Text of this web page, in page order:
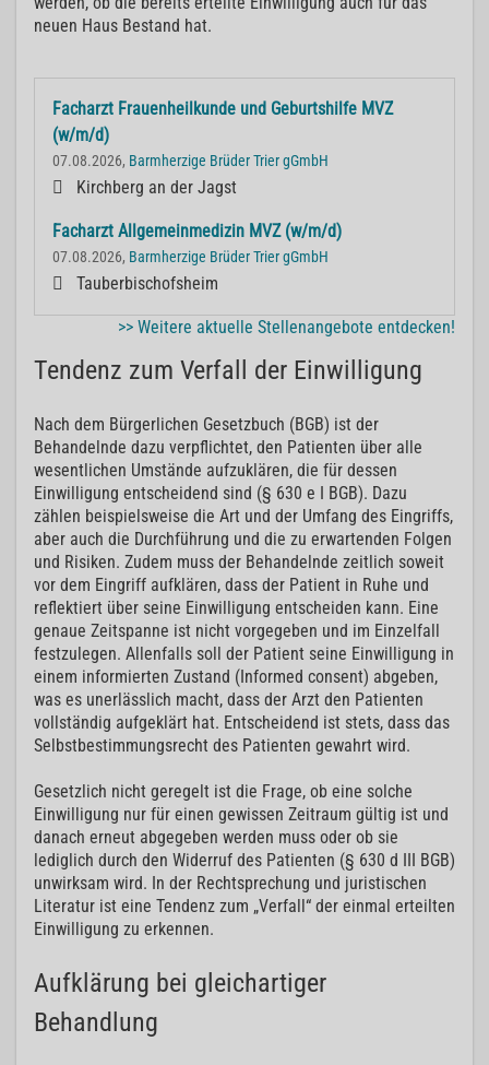
neuen Haus Bestand hat.
Facharzt Frauenheilkunde und Geburtshilfe MVZ
(w/m/d)
07.08.2026, Barmherzige Brüder Trier gGmbH
Kirchberg an der Jagst
Facharzt Allgemeinmedizin MVZ (w/m/d)
07.08.2026, Barmherzige Brüder Trier gGmbH
Tauberbischofsheim
>> Weitere aktuelle Stellenangebote entdecken!
Tendenz zum Verfall der Einwilligung
Nach dem Bürgerlichen Gesetzbuch (BGB) ist der
Behandelnde dazu verpflichtet, den Patienten über alle
wesentlichen Umstände aufzuklären, die für dessen
Einwilligung entscheidend sind (§ 630 e I BGB). Dazu
zählen beispielsweise die Art und der Umfang des Eingriffs,
aber auch die Durchführung und die zu erwartenden Folgen
und Risiken. Zudem muss der Behandelnde zeitlich soweit
vor dem Eingriff aufklären, dass der Patient in Ruhe und
reflektiert über seine Einwilligung entscheiden kann. Eine
genaue Zeitspanne ist nicht vorgegeben und im Einzelfall
festzulegen. Allenfalls soll der Patient seine Einwilligung in
einem informierten Zustand (Informed consent) abgeben,
was es unerlässlich macht, dass der Arzt den Patienten
vollständig aufgeklärt hat. Entscheidend ist stets, dass das
Selbstbestimmungsrecht des Patienten gewahrt wird.
Gesetzlich nicht geregelt ist die Frage, ob eine solche
Einwilligung nur für einen gewissen Zeitraum gültig ist und
danach erneut abgegeben werden muss oder ob sie
lediglich durch den Widerruf des Patienten (§ 630 d III BGB)
unwirksam wird. In der Rechtsprechung und juristischen
Literatur ist eine Tendenz zum „Verfall“ der einmal erteilten
Einwilligung zu erkennen.
Aufklärung bei gleichartiger
Behandlung